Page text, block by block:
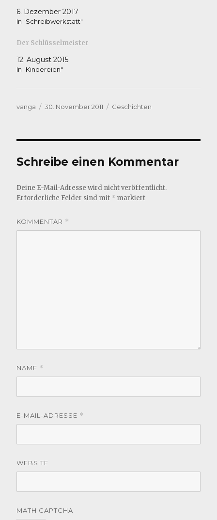
6. Dezember 2017
In "Schreibwerkstatt"
Der Schlüsselmeister
12. August 2015
In "Kindereien"
Autor
vanga
Veröffentlicht
30. November 2011 Kategorien
Geschichten
Schreibe einen Kommentar
Deine E-Mail-Adresse wird nicht veröffentlicht.
Erforderliche Felder sind mit * markiert
KOMMENTAR *
NAME *
E-MAIL-ADRESSE *
WEBSITE
MATH CAPTCHA